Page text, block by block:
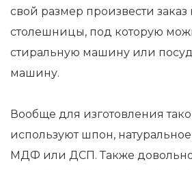
свой размер произвести
столешницы, под которую
стиральную машину или
машину.
Вообще для изготовления
используют шпон,
МДФ или ДСП. Также довольно